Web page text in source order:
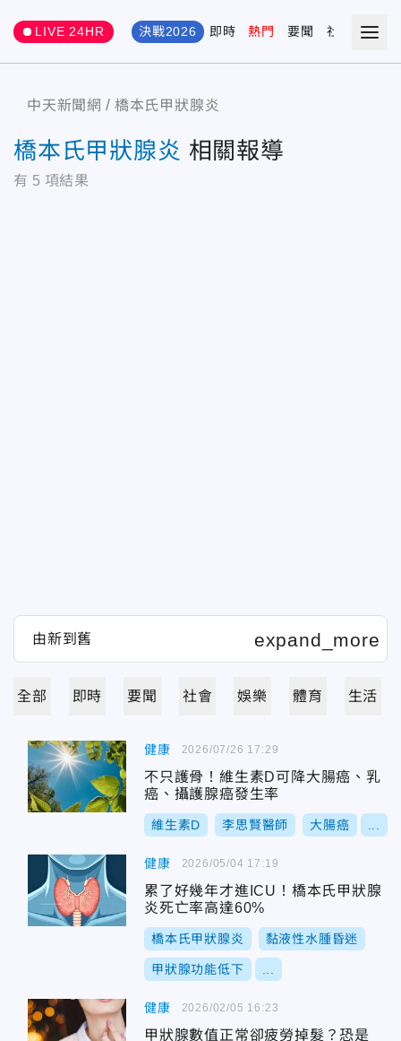
LIVE 24HR 決戰2026 即時 熱門 要聞 社會 娛樂
中天新聞網 橋本氏甲狀腺炎
橋本氏甲狀腺炎 相關報導
有 5 項結果
全部 即時 要聞 社會 娛樂 體育 生活
健康
不只護骨！維生素D可降大腸癌、乳
癌、攝護腺癌發生率
維生素D 李思賢醫師 大腸癌
2026/07/26 17:29
健康
累了好幾年才進ICU！橋本氏甲狀腺
炎死亡率高達60%
橋本氏甲狀腺炎 黏液性水腫昏迷
甲狀腺功能低下
2026/05/04 17:19
健康
甲狀腺數值正常卻疲勞掉髮？恐是
2026/02/05 16:23